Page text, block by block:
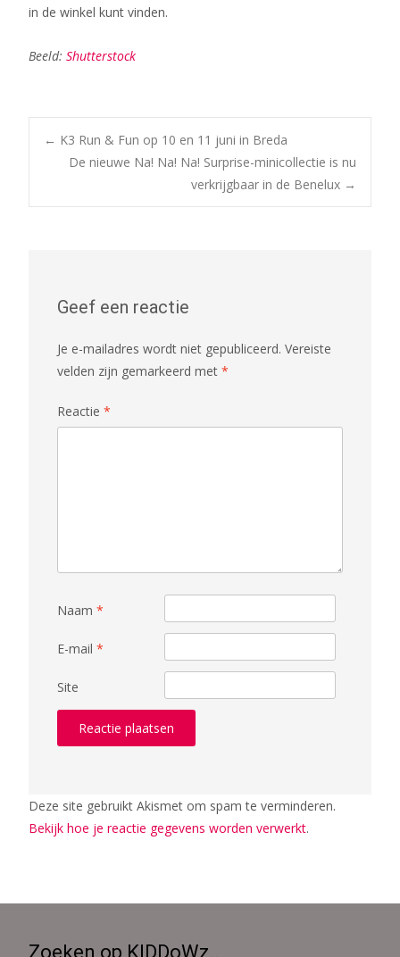
in de winkel kunt vinden.
Beeld: Shutterstock
Bericht
navigatie
← K3 Run & Fun op 10 en 11 juni in Breda
De nieuwe Na! Na! Na! Surprise-minicollectie is nu
verkrijgbaar in de Benelux →
Geef een reactie
Je e-mailadres wordt niet gepubliceerd. Vereiste
velden zijn gemarkeerd met *
Reactie *
Naam *
E-mail *
Site
Deze site gebruikt Akismet om spam te verminderen.
Bekijk hoe je reactie gegevens worden verwerkt.
Zoeken op KIDDoWz..